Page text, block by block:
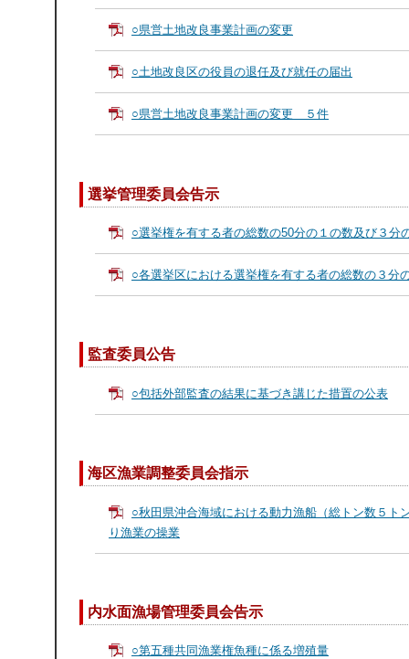
○県営土地改良事業計画の変更
○土地改良区の役員の退任及び就任の届出
○県営土地改良事業計画の変更 ５件
選挙管理委員会告示
○選挙権を有する者の総数の50分の１の数及び３分
○各選挙区における選挙権を有する者の総数の３分
監査委員公告
○包括外部監査の結果に基づき講じた措置の公表
海区漁業調整委員会指示
○秋田県沖合海域における動力漁船（総トン数５ト
り漁業の操業
内水面漁場管理委員会告示
○第五種共同漁業権魚種に係る増殖量